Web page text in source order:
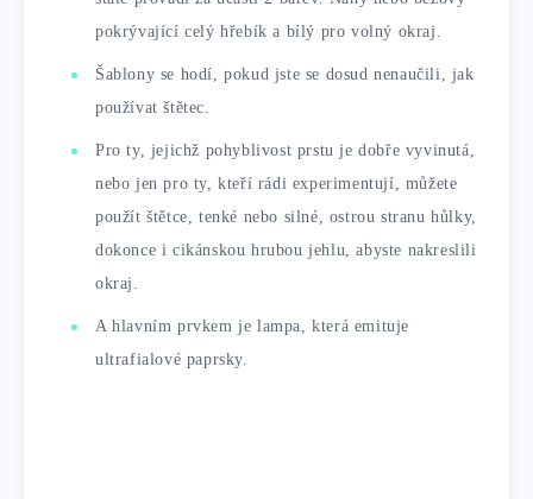
pokrývající celý hřebík a bílý pro volný okraj.
Šablony se hodí, pokud jste se dosud nenaučili, jak
používat štětec.
Pro ty, jejichž pohyblivost prstu je dobře vyvinutá,
nebo jen pro ty, kteří rádi experimentují, můžete
použít štětce, tenké nebo silné, ostrou stranu hůlky,
dokonce i cikánskou hrubou jehlu, abyste nakreslili
okraj.
A hlavním prvkem je lampa, která emituje
ultrafialové paprsky.